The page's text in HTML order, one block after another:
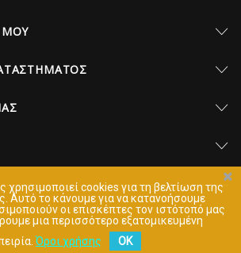
ΜΟΥ
Sleed
cookies για τη βελτίωση της
Aυτό το κάνουμε για να κατανοήσουμε
οι επισκέπτες τον ιστότοπό μας
μια περισσότερο εξατομικευμένη
Όροι χρήσης OK